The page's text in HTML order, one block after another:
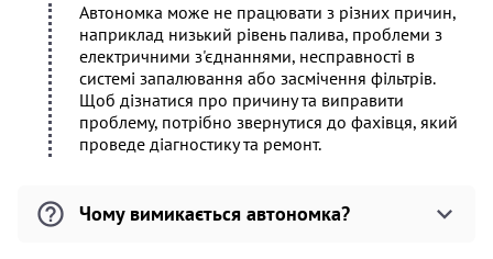
Автономка може не працювати з різних причин,
наприклад низький рівень палива, проблеми з
електричними з'єднаннями, несправності в
системі запалювання або засмічення фільтрів.
Щоб дізнатися про причину та виправити
проблему, потрібно звернутися до фахівця, який
проведе діагностику та ремонт.
Чому вимикається автономка?